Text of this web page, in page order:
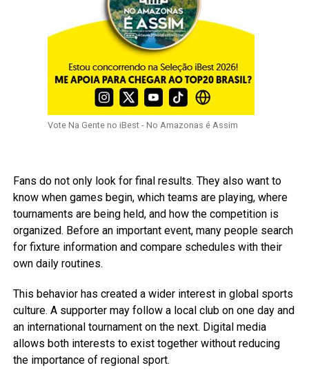
Vote Na Gente no iBest - No Amazonas é Assim
Fans do not only look for final results. They also want to
know when games begin, which teams are playing, where
tournaments are being held, and how the competition is
organized. Before an important event, many people search
for fixture information and compare schedules with their
own daily routines.
This behavior has created a wider interest in global sports
culture. A supporter may follow a local club on one day and
an international tournament on the next. Digital media
allows both interests to exist together without reducing
the importance of regional sport.